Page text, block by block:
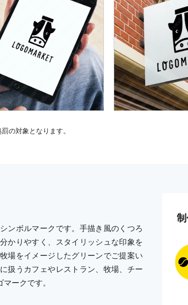
の対象となります。
ンボルマークです。手描き風のくつろ
かりやすく、スタイリッシュな印象を
場をイメージしたグリーンでご提案い
扱うカフェやレストラン、牧場、チー
ークです。